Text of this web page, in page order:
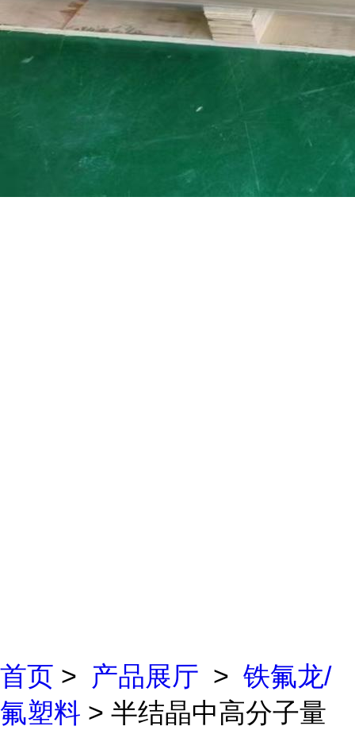
首页 > 产品展厅 > 铁氟龙/
氟塑料 > 半结晶中高分子量